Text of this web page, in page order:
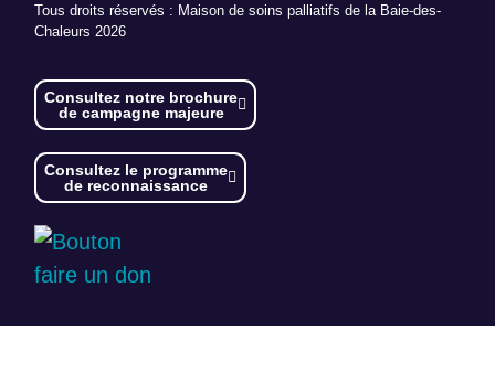
Tous droits réservés : Maison de soins palliatifs de la Baie-des-
Chaleurs 2026
Consultez notre brochure
de campagne majeure
Consultez le programme
de reconnaissance